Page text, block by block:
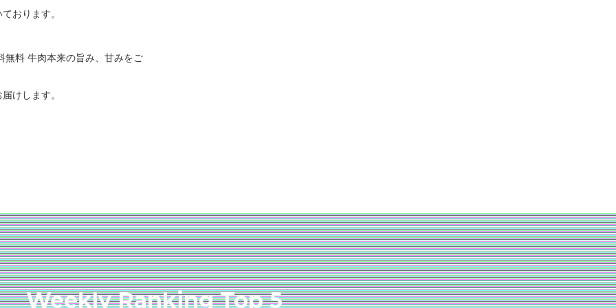
おります。
無料 牛肉本来の旨み、甘みをご
けします。
Weekly Ranking Top 5